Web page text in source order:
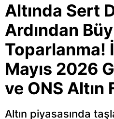
Altında Sert
Ardından
Toparlanma!
Mayıs 2026
ve ONS Altın
Altın piyasasında